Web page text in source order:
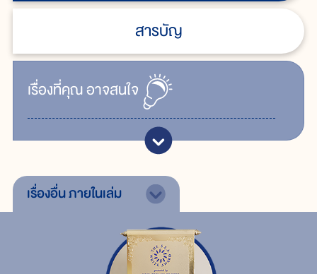
สารบัญ
เรื่ิองที่คุณอาจสนใจ
เรื่องอื่นภายในเล่ม